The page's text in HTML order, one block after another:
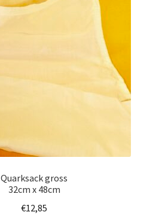
Quarksack gross
32cm x 48cm
€12,85